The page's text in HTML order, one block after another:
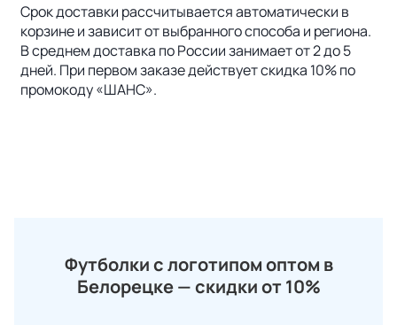
Срок доставки рассчитывается автоматически в
корзине и зависит от выбранного способа и региона.
В среднем доставка по России занимает от 2 до 5
дней. При первом заказе действует скидка 10% по
промокоду «ШАНС».
Футболки с логотипом оптом в
Белорецке — скидки от 10%